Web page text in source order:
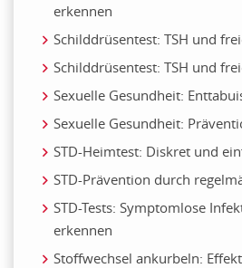
erkennen
Schilddrüsentest: TSH und
Schilddrüsentest: TSH und
Sexuelle Gesundheit:
Sexuelle Gesundheit:
STD-Heimtest: Diskret und
STD-Prävention durch
STD-Tests: Symptomlose
erkennen
Stoffwechsel ankurbeln: